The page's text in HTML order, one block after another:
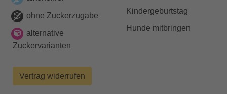
ohne Zuckerzugabe
alternative
Zuckervarianten
Vertrag widerrufen
Kindergeburtstag
Hunde mitbringen